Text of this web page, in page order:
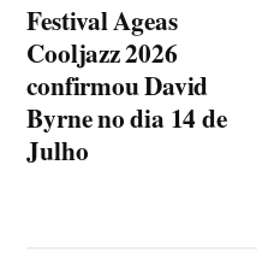
Festival Ageas
Cooljazz 2026
confirmou David
Byrne no dia 14 de
Julho